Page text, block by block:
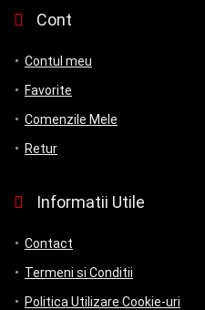
Cont
Contul meu
Favorite
Comenzile Mele
Retur
Informatii Utile
Contact
Termeni si Conditii
Politica Utilizare Cookie-uri